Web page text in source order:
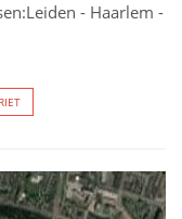
- Haarlem -